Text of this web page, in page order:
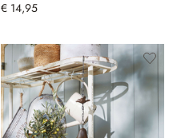
€ 14,95